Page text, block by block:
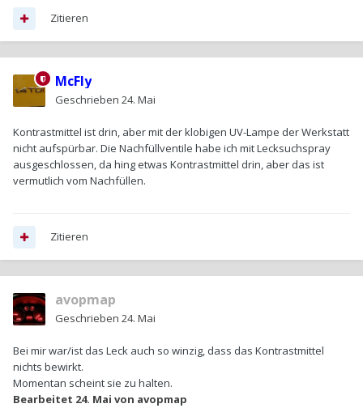
Zitieren
McFly
Geschrieben 24. Mai
Kontrastmittel ist drin, aber mit der klobigen UV-Lampe der Werkstatt
nicht aufspürbar. Die Nachfüllventile habe ich mit Lecksuchspray
ausgeschlossen, da hing etwas Kontrastmittel drin, aber das ist
vermutlich vom Nachfüllen.
Zitieren
avopmap
Geschrieben 24. Mai
Bei mir war/ist das Leck auch so winzig, dass das Kontrastmittel
nichts bewirkt.
Momentan scheint sie zu halten.
Bearbeitet 24. Mai von avopmap